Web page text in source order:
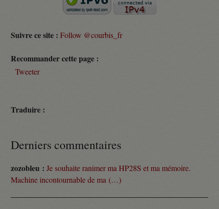
Suivre ce site : Follow @courbis_fr
Recommander cette page :
Tweeter
Traduire :
Derniers commentaires
zozobleu : Je souhaite ranimer ma HP28S et ma mémoire.
Machine incontournable de ma (…)